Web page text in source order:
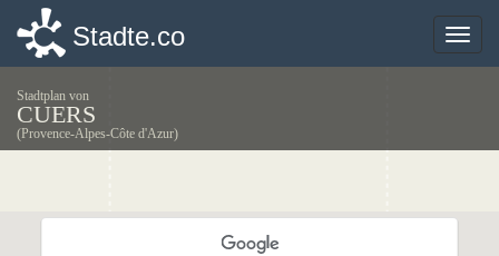
Toggle
Stadte.co
Stadtplan von
CUERS
(Provence-Alpes-Côte d'Azur)
Toggle
Stadte.co